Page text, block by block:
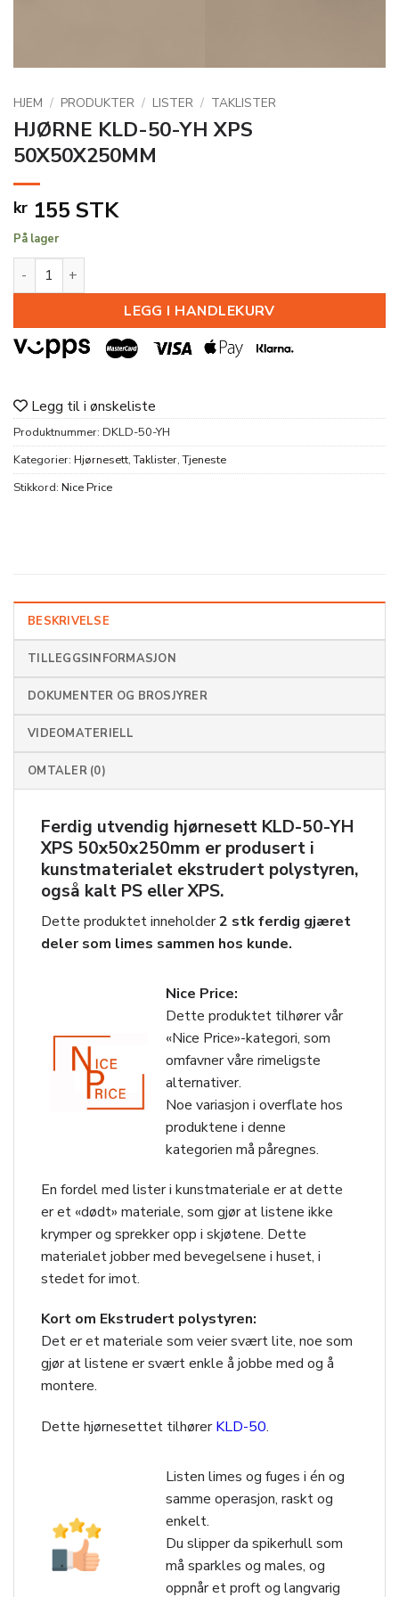
HJEM / PRODUKTER / LISTER / TAKLISTER
HJØRNE KLD-50-YH XPS
50X50X250MM
kr 155 STK
På lager
HJØRNE KLD-50-YH XPS 50X50X250MM antall
LEGG I HANDLEKURV
Legg til i ønskeliste
Produktnummer: DKLD-50-YH
Kategorier: Hjørnesett,Taklister,Tjeneste
Stikkord: Nice Price
BESKRIVELSE
TILLEGGSINFORMASJON
DOKUMENTER OG BROSJYRER
VIDEOMATERIELL
OMTALER (0)
Ferdig utvendig hjørnesett KLD-50-YH
XPS 50x50x250mm er produsert i
kunstmaterialet ekstrudert polystyren,
også kalt PS eller XPS.
Dette produktet inneholder2 stk ferdig gjæret
deler som limes sammen hos kunde.
Nice Price:
Dette produktet tilhører vår
«Nice Price»-kategori, som
omfavner våre rimeligste
alternativer.
Noe variasjon i overflate hos
produktene i denne
kategorien må påregnes.
En fordel med lister i kunstmateriale er at dette
er et «dødt» materiale, som gjør at listene ikke
krymper og sprekker opp i skjøtene. Dette
materialet jobber med bevegelsene i huset, i
stedet for imot.
Kort om Ekstrudert polystyren:
Det er et materiale som veier svært lite, noe som
gjør at listene er svært enkle å jobbe med og å
montere.
Dette hjørnesettet tilhørerKLD-50.
Listen limes og fuges i én og
samme operasjon, raskt og
enkelt.
Du slipper da spikerhull som
må sparkles og males, og
oppnår et proft og langvarig